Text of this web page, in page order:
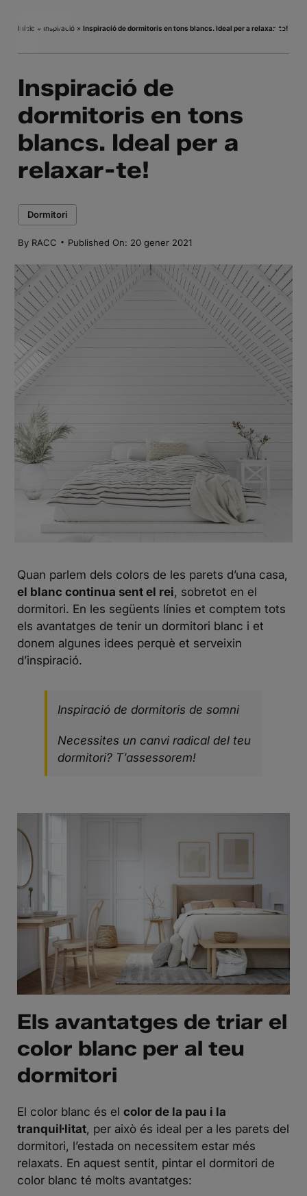
Inicio » Inspiració» Inspiració de dormitoris en tons blancs. Ideal per a relaxar-te!
Inspiració de
dormitoris en tons
blancs. Ideal per a
relaxar-te!
Dormitori
By RACC · Published On: 20 gener 2021
Quan parlem dels colors de les parets d’una casa,
el blanc continua sent el rei, sobretot en el
dormitori. En les següents línies et comptem tots
els avantatges de tenir un dormitori blanc i et
donem algunes idees perquè et serveixin
d’inspiració.
Inspiració de dormitoris de somni
Necessites un canvi radical del teu
dormitori? T’assessorem!
Els avantatges de triar el
color blanc per al teu
dormitori
El color blanc és el color de la pau i la
tranquil·litat, per això és ideal per a les parets del
dormitori, l’estada on necessitem estar més
relaxats. En aquest sentit, pintar el dormitori de
color blanc té molts avantatges: